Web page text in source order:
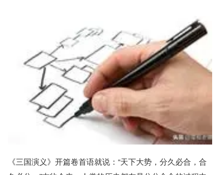
《三国演义》开篇卷首语就说：“天下大势，分久必合，合